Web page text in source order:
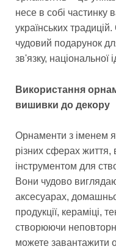
несе в собі частинку
українських
чудовий подарунок
зв'язку, національної
Використання
вишивки до декору
Орнаменти з іменем
різних сферах життя,
інструментом для
Вони чудово
аксесуарах,
продукції, кераміці,
створюючи
можете завантажити